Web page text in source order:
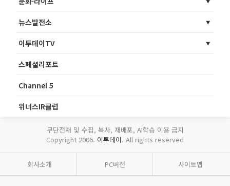
뉴스발전소
이투데이TV
스페셜리포트
Channel 5
위너스IR클럽
무단전재 및 수집, 복사, 재배포, AI학습 이용 금지
Copyright 2006. 이투데이. All rights reserved
회사소개 PC버전 사이트맵